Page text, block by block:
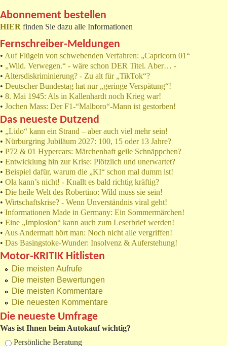
Abonnement bestellen
HIER finden Sie dazu alle Informationen
Fernschreiber-Meldungen
• Auf Flügeln von schwebenden Verfahren: „Capricorn 01“
• „Wild. Verwegen.“ - wäre schon DER Titel. Aber… -
• Altersdiskriminierung? - Zu alt für „TikTok“?
• Deutscher Bundestag hat nur „geringe Verspätung“!
• 8. Mai 1945: Als in Kallenhardt noch Krieg war!
• Jochen Mass: Der F1-“Malboro“-Mann ist gestorben!
Das neueste Dutzend
• „Lido“ kann ein Strand – aber auch viel mehr sein!
• Nürburgring Jubiläum 2027: 100, 15 oder 13 Jahre?
• P72 & 01 Hypercars: Märchenhaft geile Schnäppchen?
• Entwicklung hin zur Krise: Plötzlich und unerwartet?
• Beispiel dafür, warum die „KI“ schon mal dumm ist!
• Ola kann’s nicht! - Knallt es bald richtig kräftig?
• Die heile Welt des Robertino: Wild muss sie sein!
• Wirtschaftskrise? - Wenn Unverständnis viral geht!
• Informationen Made in Germany: Ein Sommermärchen!
• Eine „Implosion“ kann auch zum Leserbrief werden!
• Aus Andermatt hört man: Noch nicht alle vergriffen!
• Das Basingstoke-Wunder: Insolvenz & Auferstehung!
Motor-KRITIK Hitlisten
Die meisten Aufrufe
Die meisten Bewertungen
Die meisten Kommentare
Die neuesten Kommentare
Die neueste Umfrage
Was ist Ihnen beim Autokauf wichtig?
Auswahlmöglichkeiten
Persönliche Beratung